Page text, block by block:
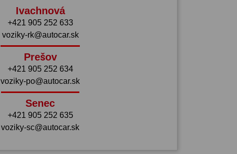
Ivachnová
+421 905 252 633
voziky-rk@autocar.sk
Prešov
+421 905 252 634
voziky-po@autocar.sk
Senec
+421 905 252 635
voziky-sc@autocar.sk